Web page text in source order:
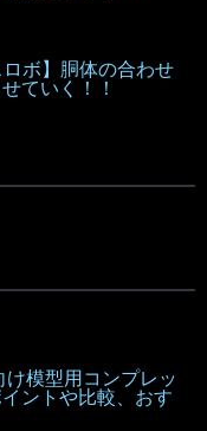
ロボ】胴体の合わせ
ていく！！
け模型用コンプレッ
ントや比較、おす